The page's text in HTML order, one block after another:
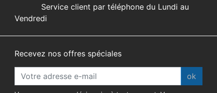
Service client par téléphone du Lundi au
Vendredi
Recevez nos offres spéciales
ok